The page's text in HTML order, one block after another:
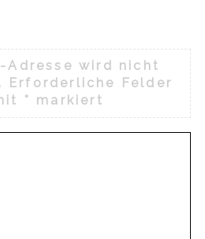
Adresse wird nicht
Erforderliche Felder
* markiert